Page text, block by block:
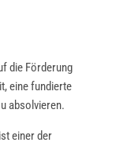
die Förderung
eine fundierte
absolvieren.
einer der